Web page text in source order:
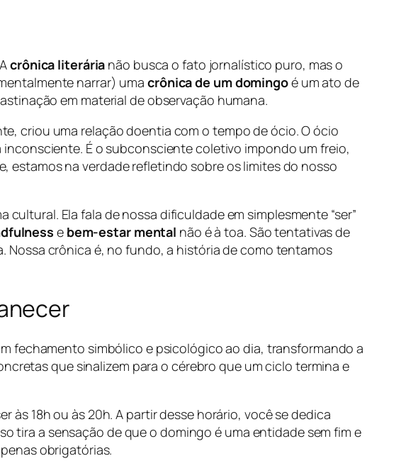
crônica literária não busca o fato jornalístico puro, mas o
narrar) umacrônica de um domingoé um ato de
em material de observação humana.
criou uma relação doentia com o tempo de ócio. O ócio
É o subconsciente coletivo impondo um freio,
estamos na verdade refletindo sobre os limites do nosso
Ela fala de nossa dificuldade em simplesmente “ser”
e bem-estar mental não é à toa. São tentativas de
Nossa crônica é, no fundo, a história de como tentamos
fechamento simbólico e psicológico ao dia, transformando a
que sinalizem para o cérebro que um ciclo termina e
às 18h ou às 20h. A partir desse horário, você se dedica
tira a sensação de que o domingo é uma entidade sem fim e
obrigatórias.